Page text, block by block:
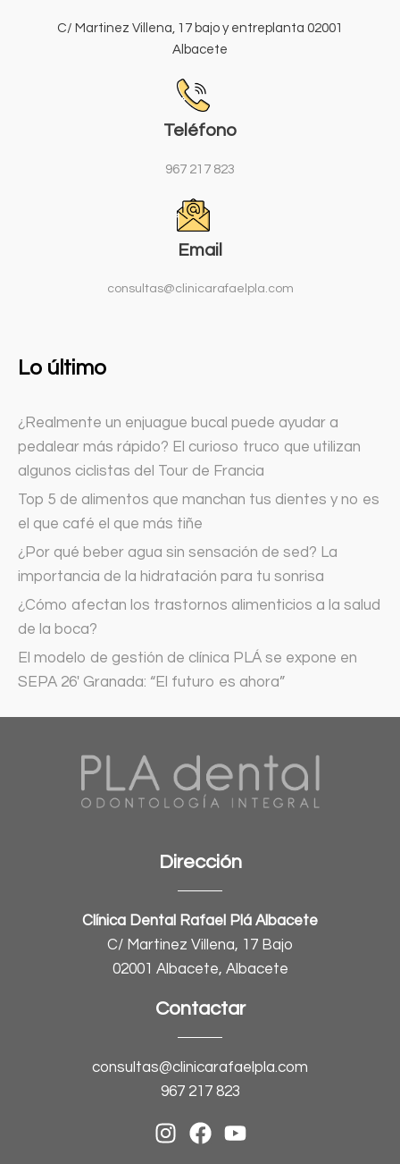
C/ Martinez Villena, 17 bajo y entreplanta 02001
Albacete
Teléfono
967 217 823
Email
consultas@clinicarafaelpla.com
Lo último
¿Realmente un enjuague bucal puede ayudar a
pedalear más rápido? El curioso truco que utilizan
algunos ciclistas del Tour de Francia
Top 5 de alimentos que manchan tus dientes y no es
el que café el que más tiñe
¿Por qué beber agua sin sensación de sed? La
importancia de la hidratación para tu sonrisa
¿Cómo afectan los trastornos alimenticios a la salud
de la boca?
El modelo de gestión de clínica PLÁ se expone en
SEPA 26′ Granada: “El futuro es ahora”
Dirección
Clínica Dental Rafael Plá Albacete
C/ Martinez Villena, 17 Bajo
02001 Albacete, Albacete
Contactar
consultas@clinicarafaelpla.com
967 217 823